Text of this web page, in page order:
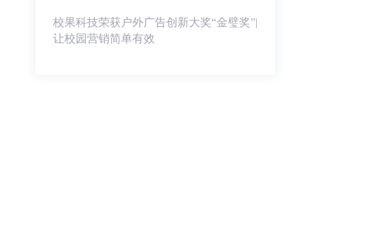
校果科技荣获户外广告创新大奖“金璧奖”|
让校园营销简单有效